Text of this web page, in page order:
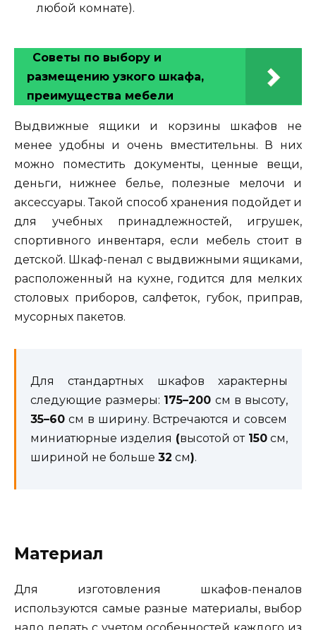
любой комнате).
Советы по выбору и
размещению узкого шкафа,
преимущества мебели
Выдвижные ящики и корзины шкафов не
менее удобны и очень вместительны. В них
можно поместить документы, ценные вещи,
деньги, нижнее белье, полезные мелочи и
аксессуары. Такой способ хранения подойдет и
для учебных принадлежностей, игрушек,
спортивного инвентаря, если мебель стоит в
детской. Шкаф-пенал с выдвижными ящиками,
расположенный на кухне, годится для мелких
столовых приборов, салфеток, губок, приправ,
мусорных пакетов.
Для стандартных шкафов характерны
следующие размеры: 175–200 см в высоту,
35–60 см в ширину. Встречаются и совсем
миниатюрные изделия (высотой от 150см,
шириной не больше 32 см).
Материал
Для изготовления шкафов-пеналов
используются самые разные материалы, выбор